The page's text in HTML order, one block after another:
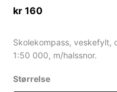
kr 160
Skolekompass, veskefylt,
1:50 000, m/halssnor.
Størrelse